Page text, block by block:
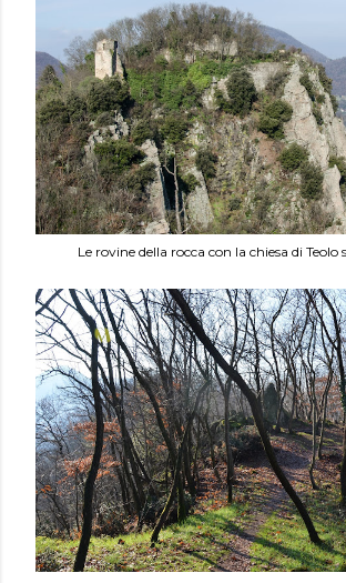
Le rovine della rocca con la chiesa di Teolo